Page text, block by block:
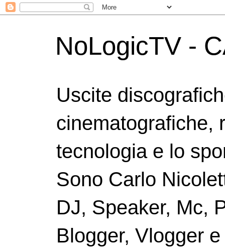
NoLogicTV -
Uscite
cinematografiche,
tecnologia e lo
Sono Carlo
DJ, Speaker, Mc,
Blogger, Vlogger